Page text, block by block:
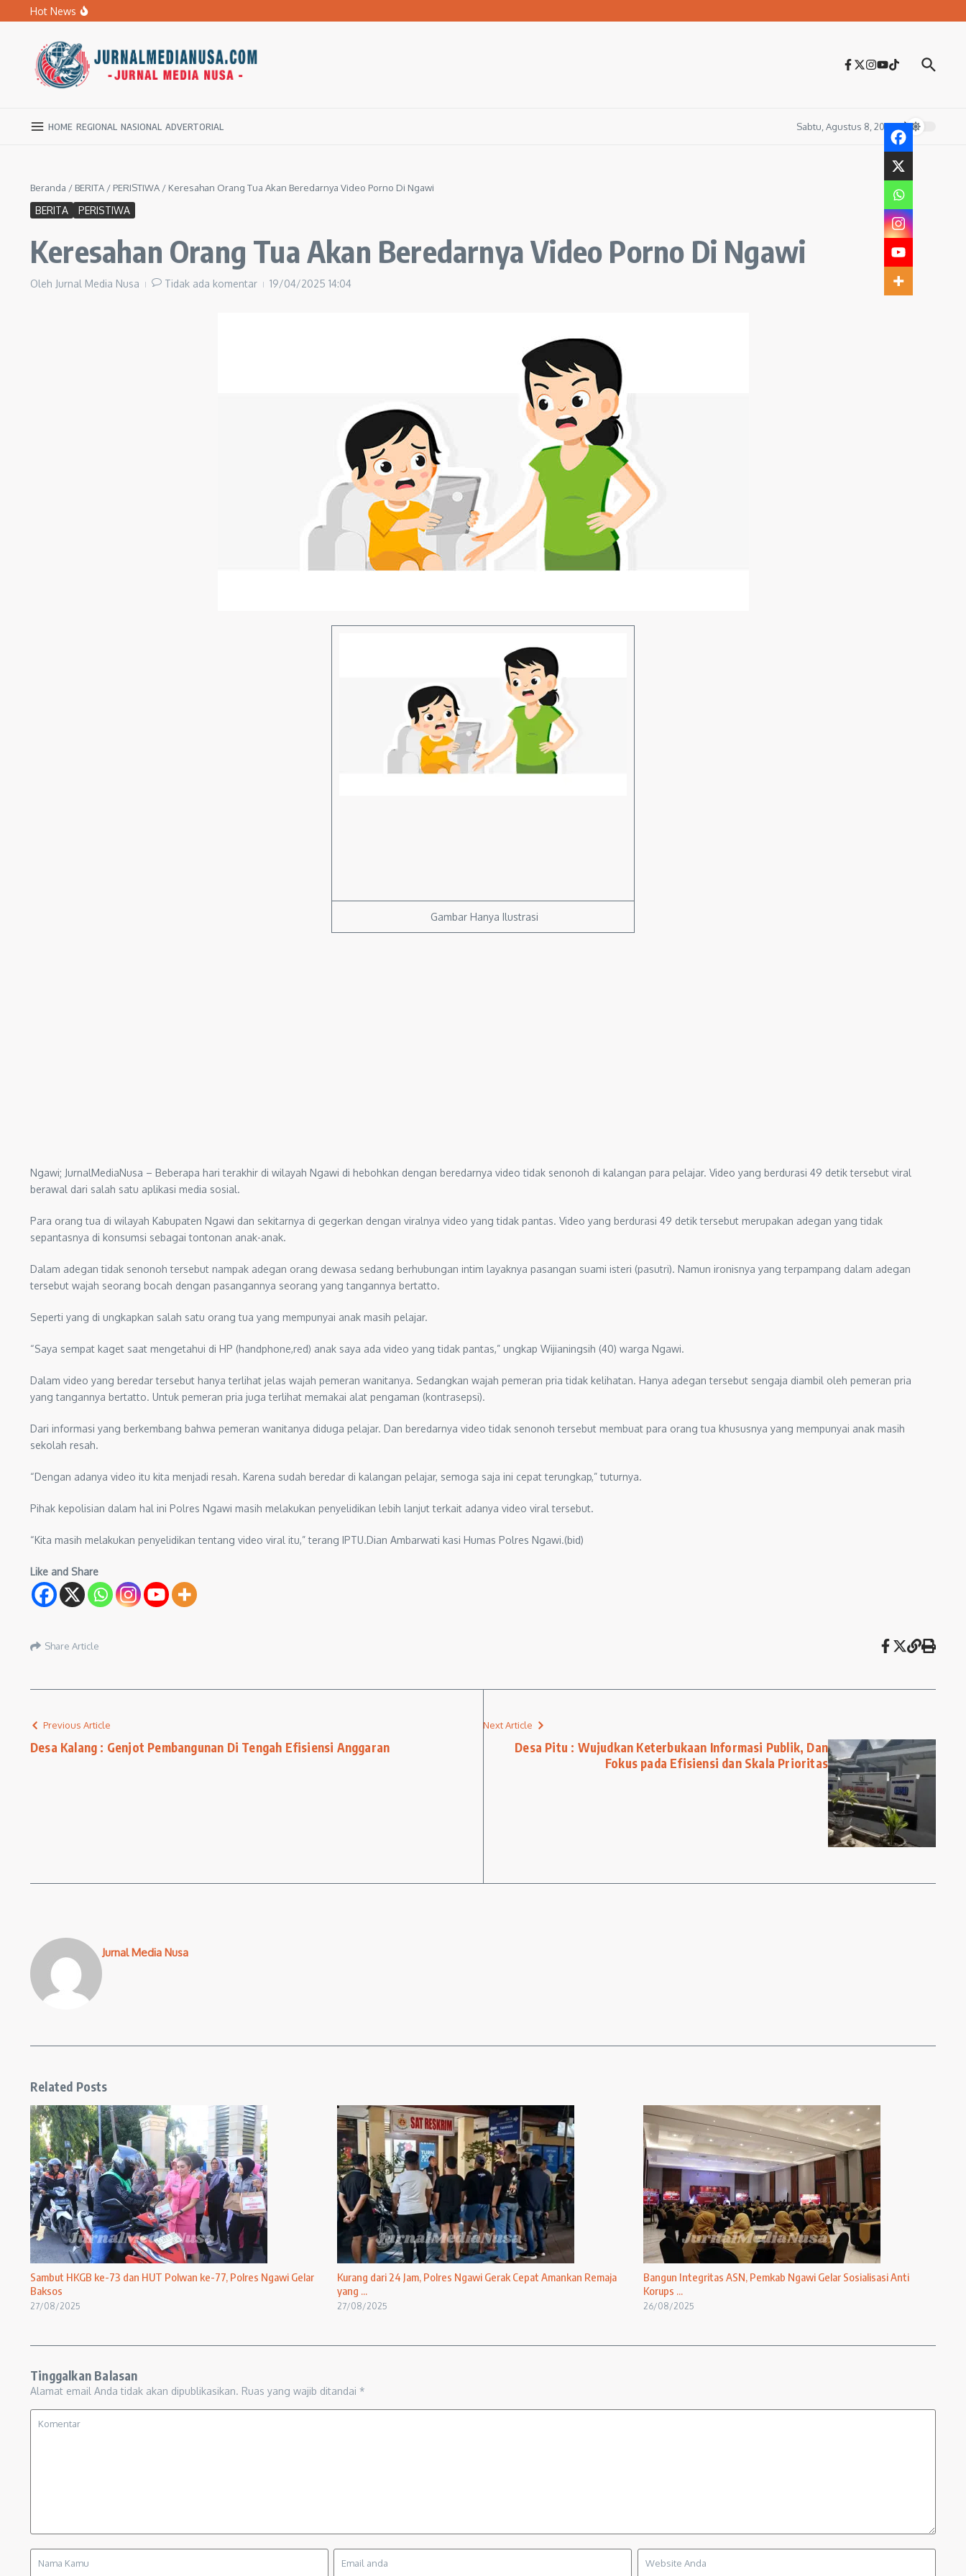
Lewati ke konten
Hot News
Kupas Pola Asuh Berbasis Otak Anak, SD Muhammadiyah 1 Ngawi Gelar Seminar Golden Parenting
HOME REGIONAL NASIONAL ADVERTORIAL Sabtu, Agustus 8, 2026
Beranda / BERITA / PERISTIWA / Keresahan Orang Tua Akan Beredarnya Video Porno Di Ngawi
BERITA PERISTIWA
Keresahan Orang Tua Akan Beredarnya Video Porno Di Ngawi
Oleh Jurnal Media Nusa Tidak ada komentar 19/04/2025 14:04
Gambar Hanya Ilustrasi
Ngawi; JurnalMediaNusa – Beberapa hari terakhir di wilayah Ngawi di hebohkan dengan beredarnya video tidak senonoh di kalangan para pelajar. Video yang berdurasi 49 detik tersebut viral
berawal dari salah satu aplikasi media sosial.
Para orang tua di wilayah Kabupaten Ngawi dan sekitarnya di gegerkan dengan viralnya video yang tidak pantas. Video yang berdurasi 49 detik tersebut merupakan adegan yang tidak
sepantasnya di konsumsi sebagai tontonan anak-anak.
Dalam adegan tidak senonoh tersebut nampak adegan orang dewasa sedang berhubungan intim layaknya pasangan suami isteri (pasutri). Namun ironisnya yang terpampang dalam adegan
tersebut wajah seorang bocah dengan pasangannya seorang yang tangannya bertatto.
Seperti yang di ungkapkan salah satu orang tua yang mempunyai anak masih pelajar.
“Saya sempat kaget saat mengetahui di HP (handphone,red) anak saya ada video yang tidak pantas,” ungkap Wijianingsih (40) warga Ngawi.
Dalam video yang beredar tersebut hanya terlihat jelas wajah pemeran wanitanya. Sedangkan wajah pemeran pria tidak kelihatan. Hanya adegan tersebut sengaja diambil oleh pemeran pria
yang tangannya bertatto. Untuk pemeran pria juga terlihat memakai alat pengaman (kontrasepsi).
Dari informasi yang berkembang bahwa pemeran wanitanya diduga pelajar. Dan beredarnya video tidak senonoh tersebut membuat para orang tua khususnya yang mempunyai anak masih
sekolah resah.
“Dengan adanya video itu kita menjadi resah. Karena sudah beredar di kalangan pelajar, semoga saja ini cepat terungkap,” tuturnya.
Pihak kepolisian dalam hal ini Polres Ngawi masih melakukan penyelidikan lebih lanjut terkait adanya video viral tersebut.
“Kita masih melakukan penyelidikan tentang video viral itu,” terang IPTU.Dian Ambarwati kasi Humas Polres Ngawi.(bid)
Like and Share
Share Article
Previous Article
Desa Kalang : Genjot Pembangunan Di Tengah Efisiensi Anggaran
Next Article
Desa Pitu : Wujudkan Keterbukaan Informasi Publik, Dan
Fokus pada Efisiensi dan Skala Prioritas
Jurnal Media Nusa
Related Posts
Sambut HKGB ke-73 dan HUT Polwan ke-77, Polres Ngawi Gelar
Baksos
27/08/2025
Kurang dari 24 Jam, Polres Ngawi Gerak Cepat Amankan Remaja
yang ...
27/08/2025
Bangun Integritas ASN, Pemkab Ngawi Gelar Sosialisasi Anti
Korups ...
26/08/2025
Tinggalkan Balasan
Alamat email Anda tidak akan dipublikasikan. Ruas yang wajib ditandai *